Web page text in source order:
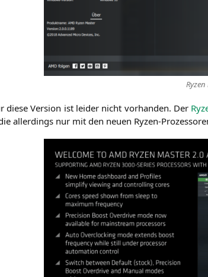
die­se Ver­si­on ist lei­der nicht vor­han­den. Der
aller­dings nur mit den neu­en Ryzen-